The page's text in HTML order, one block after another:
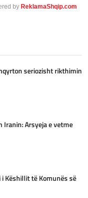
by ReklamaShqip.com
seriozisht rikthimin
Iranin: Arsyeja e vetme
Këshillit të Komunës së